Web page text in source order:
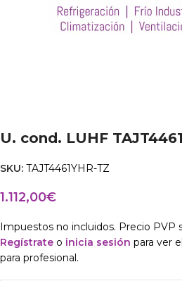
U. cond. LUHF
SKU: TAJT4461YHR-TZ
1.112,00€
Impuestos no incluidos. Precio PVP
Regístrate o inicia sesión para ver
para profesional.